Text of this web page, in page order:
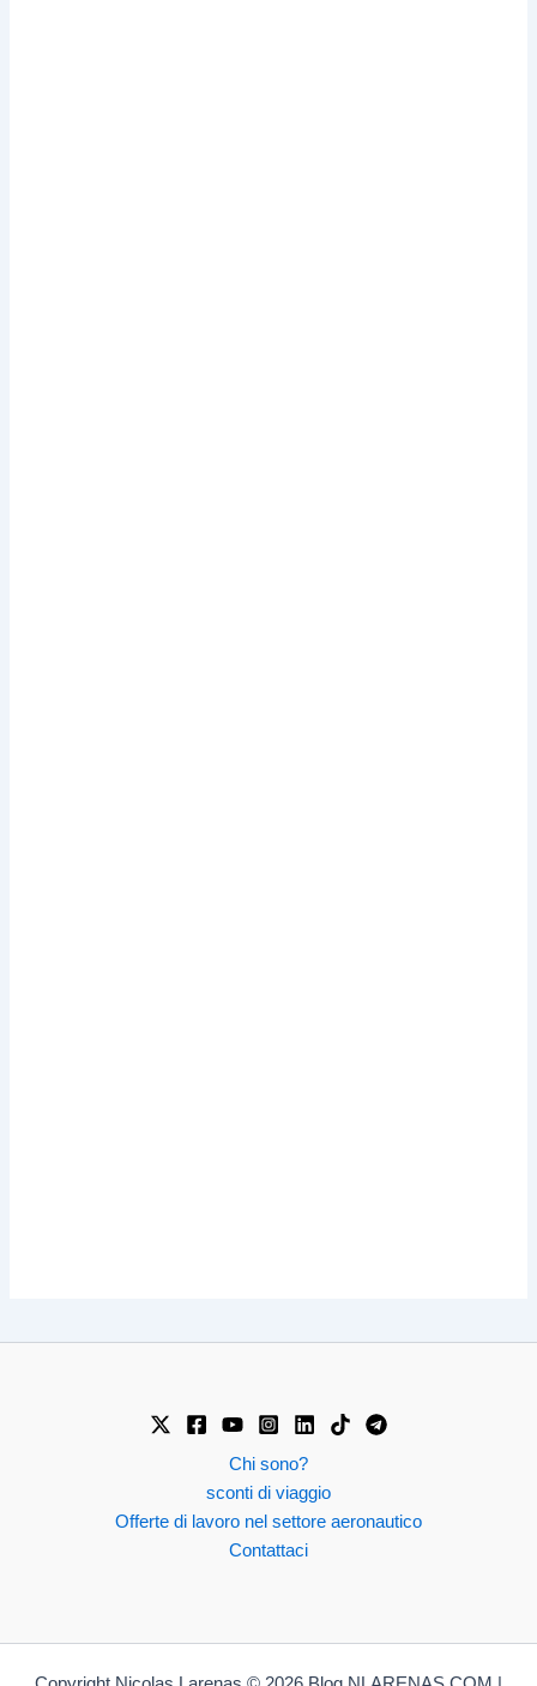
Chi sono?
sconti di viaggio
Offerte di lavoro nel settore aeronautico
Contattaci